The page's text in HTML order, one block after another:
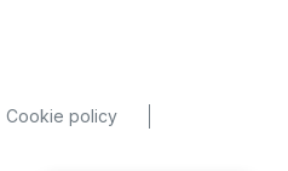
Cookie policy